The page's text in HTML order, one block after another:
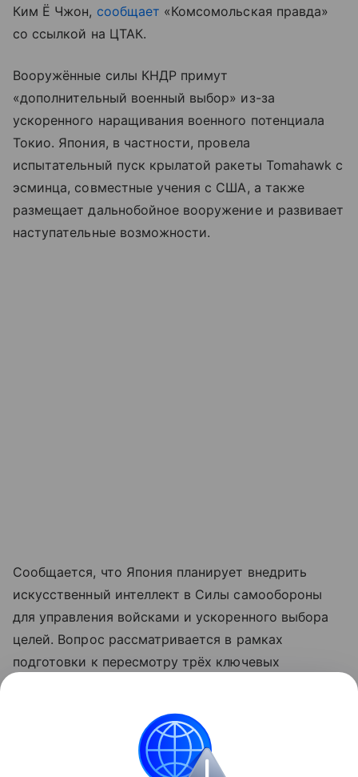
Ким Ё Чжон, сообщает «Комсомольская правда»
со ссылкой на ЦТАК.
Вооружённые силы КНДР примут
«дополнительный военный выбор» из-за
ускоренного наращивания военного потенциала
Токио. Япония, в частности, провела
испытательный пуск крылатой ракеты Tomahawk с
эсминца, совместные учения с США, а также
размещает дальнобойное вооружение и развивает
наступательные возможности.
Сообщается, что Япония планирует внедрить
искусственный интеллект в Силы самообороны
для управления войсками и ускоренного выбора
целей. Вопрос рассматривается в рамках
подготовки к пересмотру трёх ключевых
обновить до конца года.